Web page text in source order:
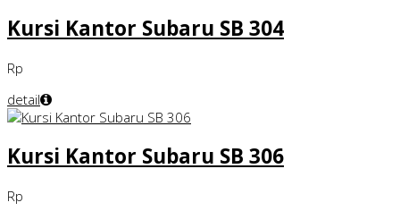
Kursi Kantor Subaru SB 304
Rp
detail
Kursi Kantor Subaru SB 306
Rp